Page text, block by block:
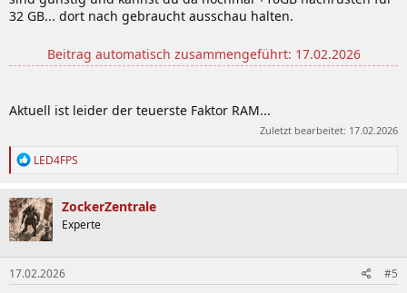
32 GB... dort nach gebraucht ausschau halten.
Beitrag automatisch zusammengeführt: 17.02.2026
Aktuell ist leider der teuerste Faktor RAM...
Zuletzt bearbeitet: 17.02.2026
R
k
t
i
o
n
e
n
LED4FPS
ZockerZentrale
Experte
17.02.2026 #5